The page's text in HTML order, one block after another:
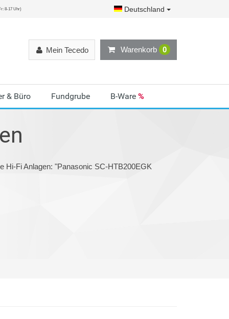
8-17 Uhr) Deutschland
Warenkorb 0
Mein Tecedo
& Büro Fundgrube B-Ware %
Hi-Fi Anlagen: "Panasonic SC-HTB200EGK